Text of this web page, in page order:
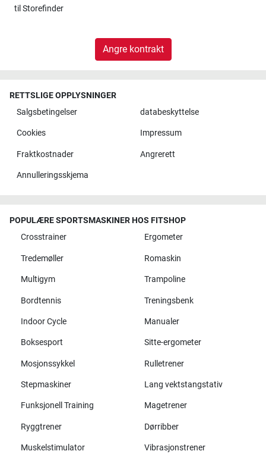
til Storefinder
Angre kontrakt
RETTSLIGE OPPLYSNINGER
Salgsbetingelser
databeskyttelse
Cookies Impressum
Fraktkostnader Angrerett
Annulleringsskjema
POPULÆRE SPORTSMASKINER HOS FITSHOP
Crosstrainer
Ergometer
Tredemøller Romaskin
Multigym Trampoline
Bordtennis Treningsbenk
Indoor Cycle Manualer
Boksesport Sitte-ergometer
Mosjonssykkel Rulletrener
Stepmaskiner Lang vektstangstativ
Funksjonell Training Magetrener
Ryggtrener Dørribber
Muskelstimulator Vibrasjonstrener